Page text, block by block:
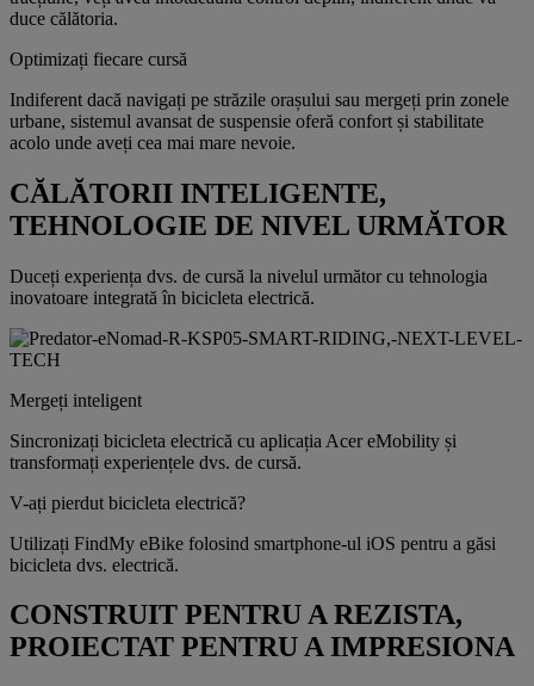
duce călătoria.
Optimizați fiecare cursă
Indiferent dacă navigați pe străzile orașului sau mergeți prin zonele
urbane, sistemul avansat de suspensie oferă confort și stabilitate
acolo unde aveți cea mai mare nevoie.
CĂLĂTORII INTELIGENTE,
TEHNOLOGIE DE NIVEL URMĂTOR
Duceți experiența dvs. de cursă la nivelul următor cu tehnologia
inovatoare integrată în bicicleta electrică.
Mergeți inteligent
Sincronizați bicicleta electrică cu aplicația Acer eMobility și
transformați experiențele dvs. de cursă.
V-ați pierdut bicicleta electrică?
Utilizați FindMy eBike folosind smartphone-ul iOS pentru a găsi
bicicleta dvs. electrică.
CONSTRUIT PENTRU A REZISTA,
PROIECTAT PENTRU A IMPRESIONA